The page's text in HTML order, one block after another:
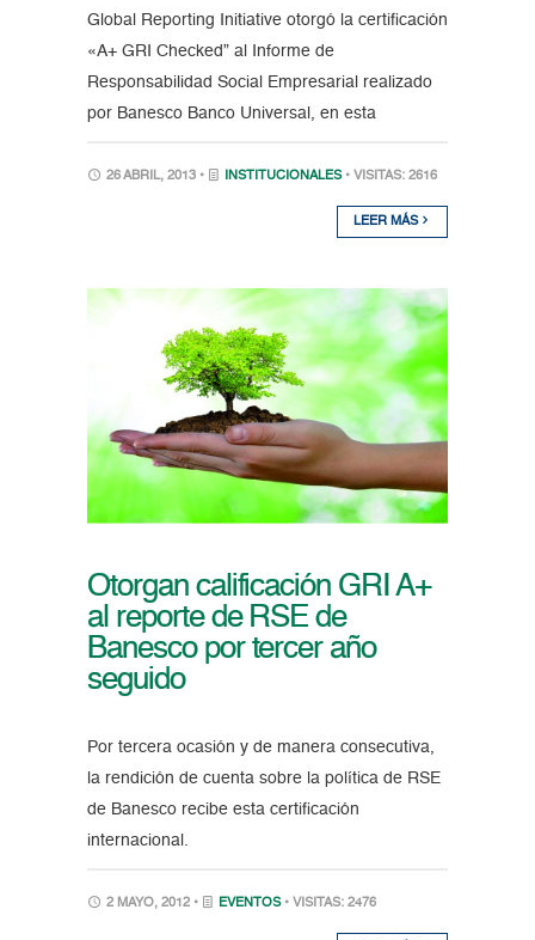
Global Reporting Initiative otorgó la certificación
«A+ GRI Checked” al Informe de
Responsabilidad Social Empresarial realizado
por Banesco Banco Universal, en esta
26 ABRIL, 2013 • INSTITUCIONALES • VISITAS: 2616
LEER MÁS
Otorgan calificación GRI A+
al reporte de RSE de
Banesco por tercer año
seguido
Por tercera ocasión y de manera consecutiva,
la rendición de cuenta sobre la política de RSE
de Banesco recibe esta certificación
internacional.
2 MAYO, 2012 • EVENTOS • VISITAS: 2476